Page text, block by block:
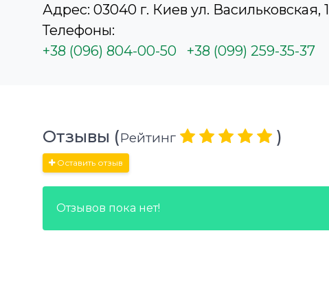
Адрес: 03040 г. Киев ул. Васильковская, 1
Телефоны:
+38 (096) 804-00-50
+38 (099) 259-35-37
Отзывы (Рейтинг )
Оставить отзыв
Отзывов пока нет!